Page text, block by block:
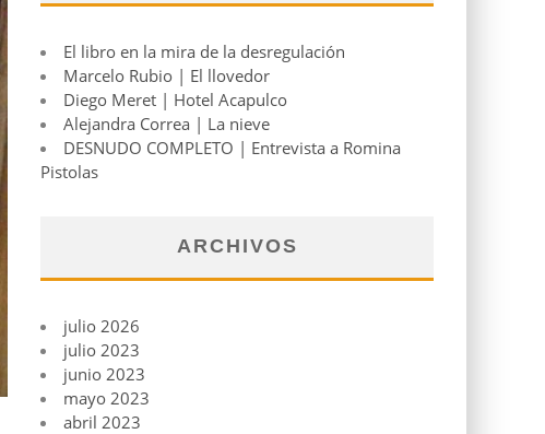
El libro en la mira de la desregulación
Marcelo Rubio | El llovedor
Diego Meret | Hotel Acapulco
Alejandra Correa | La nieve
DESNUDO COMPLETO | Entrevista a Romina
Pistolas
ARCHIVOS
julio 2026
julio 2023
junio 2023
mayo 2023
abril 2023